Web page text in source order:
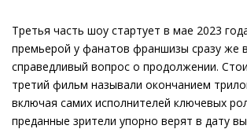
Третья часть шоу стартует в мае 2023
премьерой у фанатов франшизы сразу же
справедливый вопрос о продолжении.
третий фильм называли окончанием
включая самих исполнителей ключевых
преданные зрители упорно верят в дату